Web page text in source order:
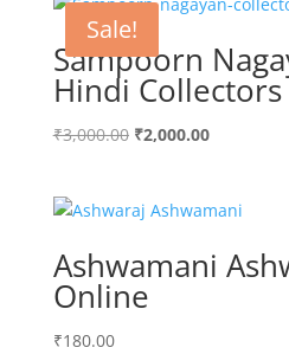
Sale!
Sampoorn
Hindi
₹3,000.00 Original
₹3,000.00.
₹2,000.00Current
₹2,000.00.
Ashwamani
Online
₹180.00